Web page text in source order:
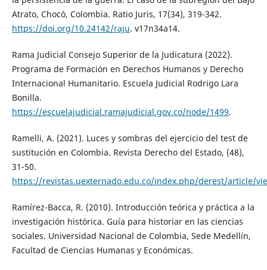
Atrato, Chocó, Colombia. Ratio Juris, 17(34), 319-342.
https://doi.org/10.24142/raju. v17n34a14.
Rama Judicial Consejo Superior de la Judicatura (2022).
Programa de Formación en Derechos Humanos y Derecho
Internacional Humanitario. Escuela Judicial Rodrigo Lara
Bonilla.
https://escuelajudicial.ramajudicial.gov.co/node/1499.
Ramelli, A. (2021). Luces y sombras del ejercicio del test de
sustitución en Colombia. Revista Derecho del Estado, (48),
31-50.
https://revistas.uexternado.edu.co/index.php/derest/article/
Ramírez-Bacca, R. (2010). Introducción teórica y práctica a la
investigación histórica. Guía para historiar en las ciencias
sociales. Universidad Nacional de Colombia, Sede Medellín,
Facultad de Ciencias Humanas y Económicas.